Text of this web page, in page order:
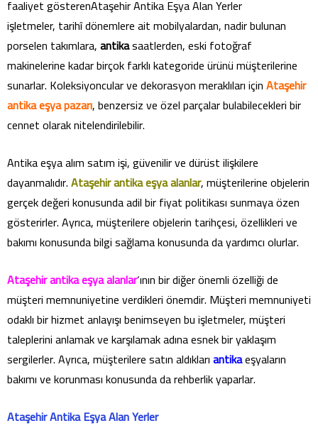
Ataşehir Antika Eşya Alan Yerler
faaliyet gösteren
işletmeler, tarihî dönemlere ait mobilyalardan, nadir bulunan
porselen takımlara,antikasaatlerden, eski fotoğraf
makinelerine kadar birçok farklı kategoride ürünü müşterilerine
sunarlar. Koleksiyoncular ve dekorasyon meraklıları içinAtaşehir
antika eşya pazarı, benzersiz ve özel parçalar bulabilecekleri bir
cennet olarak nitelendirilebilir.
Antika eşya alım satım işi, güvenilir ve dürüst ilişkilere
dayanmalıdır.Ataşehir antika eşya alanlar, müşterilerine objelerin
gerçek değeri konusunda adil bir fiyat politikası sunmaya özen
gösterirler. Ayrıca, müşterilere objelerin tarihçesi, özellikleri ve
bakımı konusunda bilgi sağlama konusunda da yardımcı olurlar.
Ataşehir antika eşya alanlar‘ının bir diğer önemli özelliği de
müşteri memnuniyetine verdikleri önemdir. Müşteri memnuniyeti
odaklı bir hizmet anlayışı benimseyen bu işletmeler, müşteri
taleplerini anlamak ve karşılamak adına esnek bir yaklaşım
sergilerler. Ayrıca, müşterilere satın aldıklarıantikaeşyaların
bakımı ve korunması konusunda da rehberlik yaparlar.
Ataşehir Antika Eşya Alan Yerler